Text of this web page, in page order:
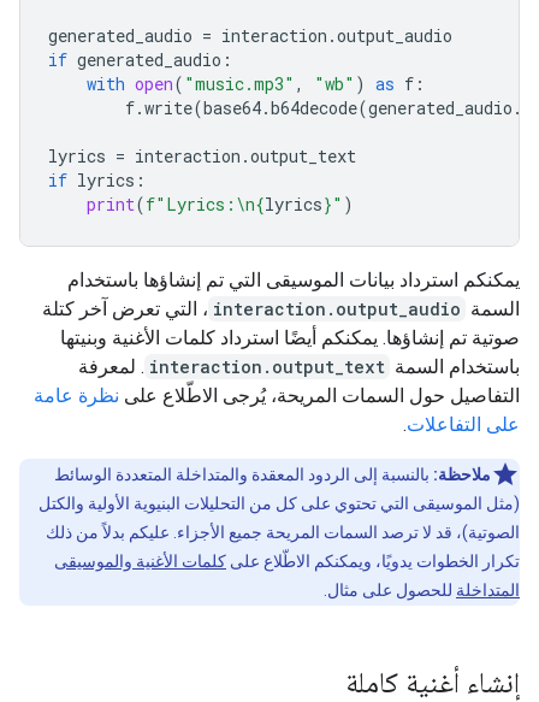
generated_audio = interaction .output_audio
if generated_audio :
with open( "music.mp3" , "wb" ) as f :
f.write(base64.b64decode(generated_audio .
lyrics = interaction .output_text
if lyrics :
print(f"Lyrics: \n{lyrics}" )
يمكنكم استرداد بيانات الموسيقى التي تم إنشاؤها باستخدام
السمة interaction.output_audio ، التي تعرض آخر كتلة
صوتية تم إنشاؤها. يمكنكم أيضًا استرداد كلمات الأغنية وبنيتها
باستخدام السمة interaction.output_text . لمعرفة
التفاصيل حول السمات المريحة، يُرجى الاطّلاع على نظرة عامة
على التفاعلات.
ملاحظة: بالنسبة إلى الردود المعقدة والمتداخلة المتعددة الوسائط
(مثل الموسيقى التي تحتوي على كل من التحليلات البنيوية الأولية والكتل
الصوتية)، قد لا ترصد السمات المريحة جميع الأجزاء. عليكم بدلاً من ذلك
تكرار الخطوات يدويًا، ويمكنكم الاطّلاع على كلمات الأغنية والموسيقى
المتداخلة للحصول على مثال.
إنشاء أغنية كاملة